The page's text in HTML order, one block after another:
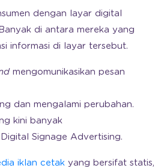
dengan layar digital
di antara mereka yang
informasi di layar tersebut.
mengomunikasikan pesan
dan mengalami perubahan.
kini banyak
Signage Advertising.
iklan cetak yang bersifat statis,